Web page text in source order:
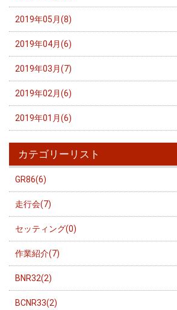
2019年05月(8)
2019年04月(6)
2019年03月(7)
2019年02月(6)
2019年01月(6)
カテゴリーリスト
GR86(6)
走行会(7)
セッティング(0)
作業紹介(7)
BNR32(2)
BCNR33(2)